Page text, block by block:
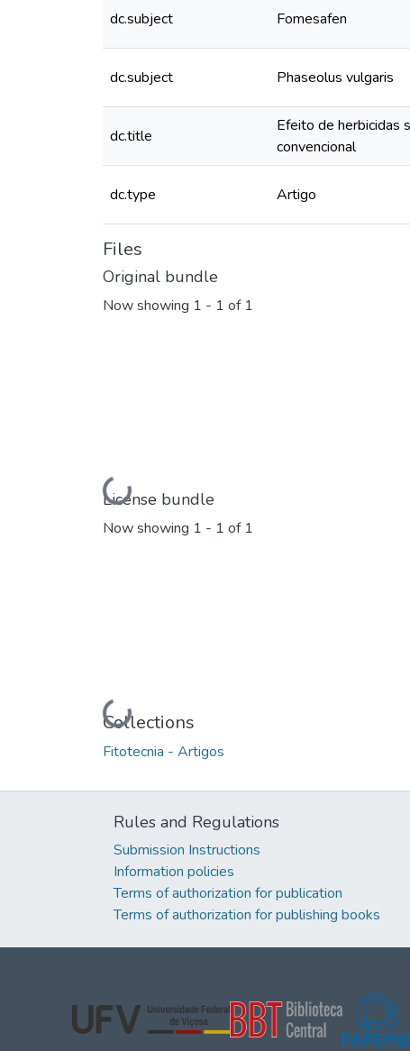
dc.subject Fomesafen
dc.subject Phaseolus vulgaris
dc.title
Efeito de herbicidas
convencional
dc.type Artigo
Files
Original bundle
Now showing 1 - 1 of 1
Loading...
License bundle
Now showing 1 - 1 of 1
Loading...
Collections
Fitotecnia - Artigos
Rules and Regulations
Submission Instructions
Information policies
Terms of authorization for publication
Terms of authorization for publishing books